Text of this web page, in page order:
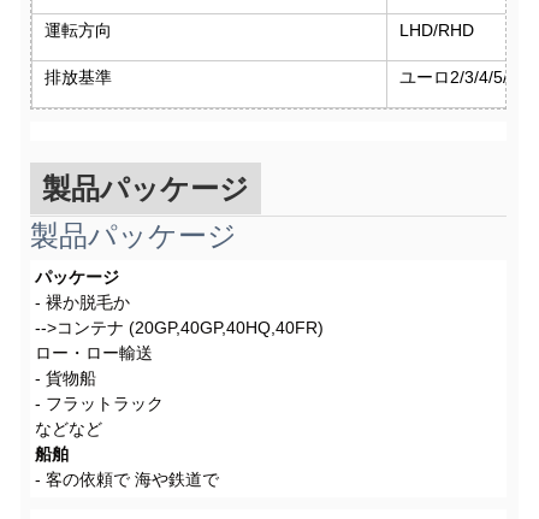
運転方向 LHD/RHD
排放基準 ユーロ2/3/4/5/6
製品パッケージ
製品パッケージ
パッケージ
- 裸か脱毛か
-->コンテナ (20GP,40GP,40HQ,40FR)
ロー・ロー輸送
- 貨物船
- フラットラック
などなど
船舶
- 客の依頼で 海や鉄道で